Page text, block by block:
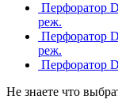
Перфоратор
реж.
Перфоратор
реж.
Перфоратор
Не знаете что